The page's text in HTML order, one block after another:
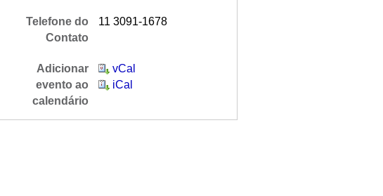
Telefone do
Contato
11 3091-1678
Adicionar
evento ao
calendário
vCal
iCal